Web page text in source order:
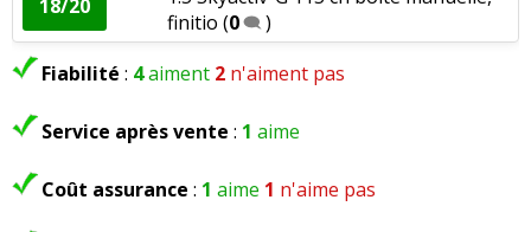
17/20
1.5 Skyactiv-G 90 ch Boite
16/20
18/20
1.5 Skyactiv-G 90 ch Boîte
18/20
finitio (0
)
Fiabilité : 4aiment 2 n'aiment pas
Service après vente : 1 aime
Coût assurance : 1 aime 1 n'aime pas